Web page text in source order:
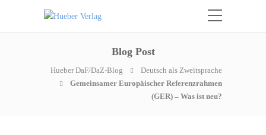
Blog Post
Hueber DaF/DaZ-Blog
Deutsch als Zweitsprache
Gemeinsamer Europäischer Referenzrahmen
(GER) – Was ist neu?